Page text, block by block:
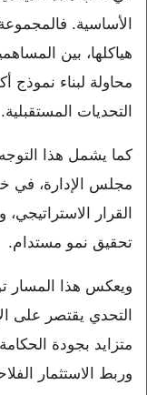
الأساسية.
هياكلها، بين
محاولة لبناء نموذج
التحديات المستقبلية.
كما يشمل هذا
مجلس الإدارة، في
القرار
تحقيق نمو مستدام.
ويعكس هذا المسار
التحدي يقتصر على
متزايد بجودة
وربط الاستثمار